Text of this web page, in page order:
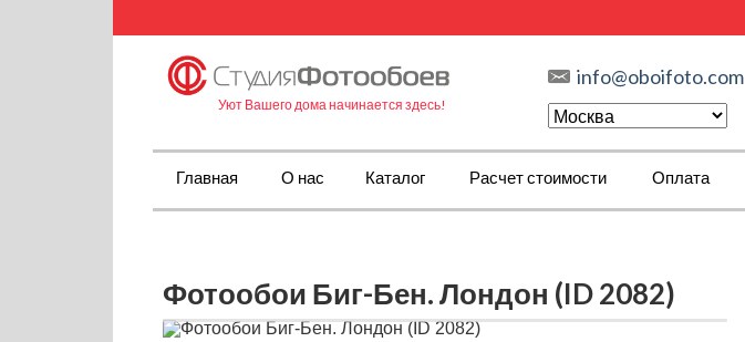
Уют Вашего дома начинается здесь!
info@oboifoto.com
Главная О нас Каталог Расчет стоимости Оплата
Фотообои Биг-Бен. Лондон (ID 2082)